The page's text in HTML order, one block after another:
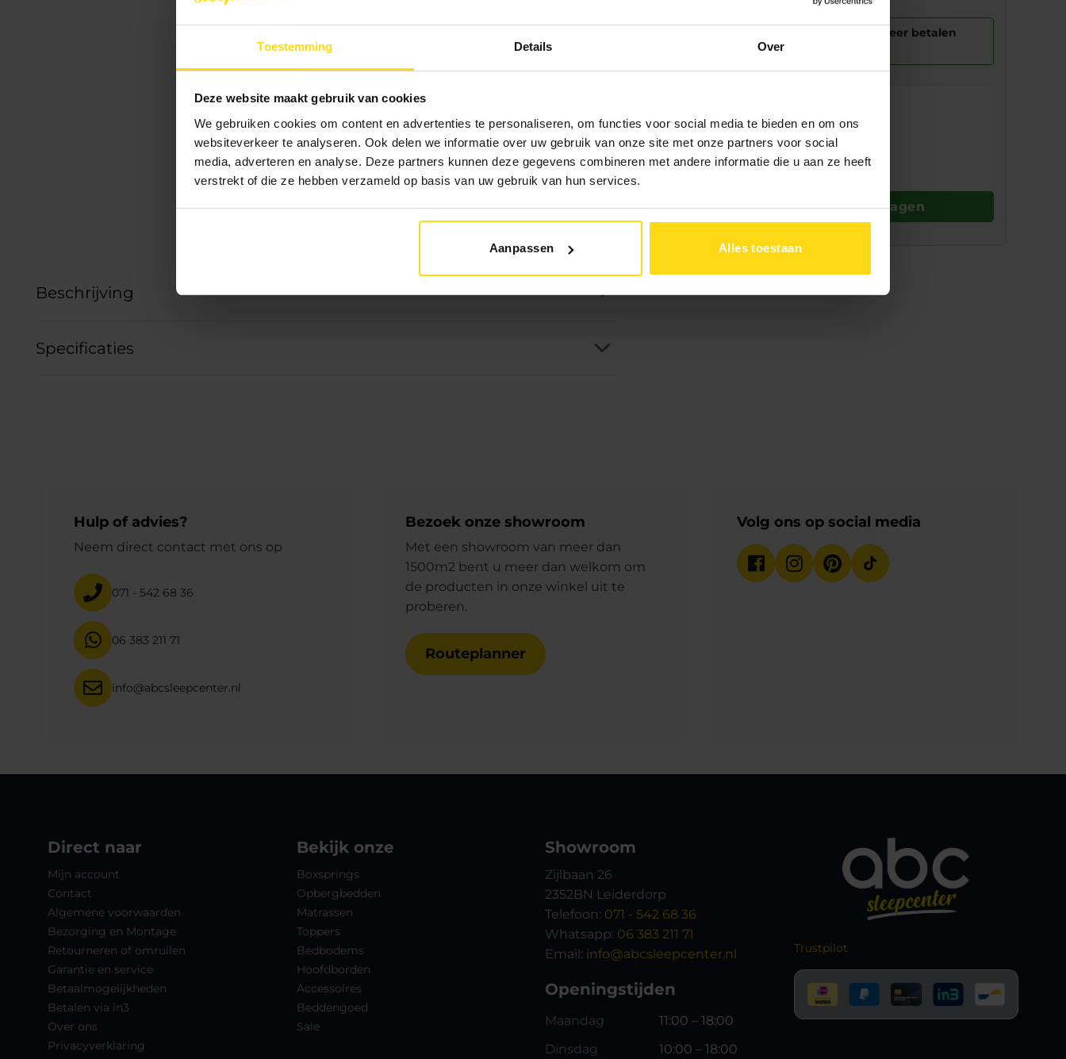
Toestemming Details Over
Deze website maakt gebruik van cookies
We gebruiken cookies om content en advertenties te personaliseren, om functies voor social media te bieden en om ons
websiteverkeer te analyseren. Ook delen we informatie over uw gebruik van onze site met onze partners voor social
media, adverteren en analyse. Deze partners kunnen deze gegevens combineren met andere informatie die u aan ze heeft
verstrekt of die ze hebben verzameld op basis van uw gebruik van hun services.
Aanpassen Alles toestaan
In 1 keer betalen
Bezorging:
4 tot 8 weken
Afhalen:2tot 4 weken
Toevoegen aan winkelwagen
Beschrijving
Specificaties
Hulp of advies?
Neem direct contact met ons op
071 - 542 68 36
06 383 211 71
info@abcsleepcenter.nl
Bezoek onze showroom
Met een showroom van meer dan
1500m2 bent u meer dan welkom om
de producten in onze winkel uit te
proberen.
Routeplanner
Volg ons op social media
Direct naar
Mijn account
Contact
Algemene voorwaarden
Bezorging en Montage
Retourneren of omruilen
Garantie en service
Betaalmogelijkheden
Betalen via in3
Over ons
Privacyverklaring
Bekijk onze
Boxsprings
Opbergbedden
Matrassen
Toppers
Bedbodems
Hoofdborden
Accessoires
Beddengoed
Sale
Showroom
Zijlbaan 26
2352BN Leiderdorp
Telefoon: 071 - 542 68 36
Whatsapp: 06 383 211 71
Email: info@abcsleepcenter.nl
Openingstijden
Maandag
11:00 – 18:00
Dinsdag
10:00 – 18:00
Trustpilot